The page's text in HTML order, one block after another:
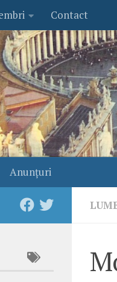
Contact
Anunţuri